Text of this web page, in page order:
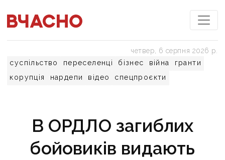
суспільство переселенці бізнес війна
гранти
корупція
нардепи відео спецпроєкти
четвер, 6 серпня 2026 р.
В ОРДЛО загиблих
бойовиків видають